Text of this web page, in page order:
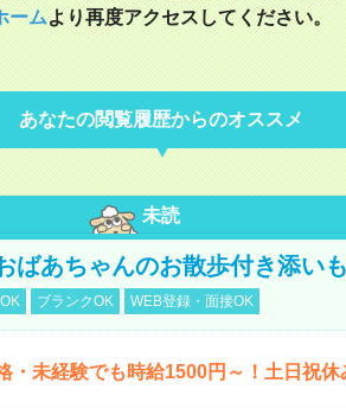
ームより再度アクセスしてください。
あなたの閲覧履歴からのオススメ
未読
ばあちゃんのお散歩付き添い
ブランクOK WEB登録・面接OK
未経験でも時給1500円～！土日祝休